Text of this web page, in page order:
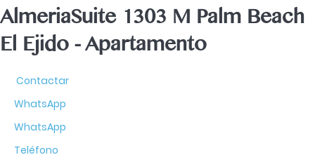
AlmeriaSuite 1303 M Palm Beach
El Ejido -Apartamento
Contactar
WhatsApp
WhatsApp
Teléfono